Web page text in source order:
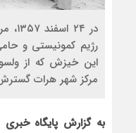
در
رژیم کمونیستی و
این خیزش که از
مرکز شهر هرات
به گزارش پایگاه